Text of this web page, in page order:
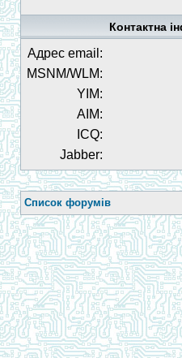
Контактна
Адрес email:
MSNM/WLM:
YIM:
AIM:
ICQ:
Jabber:
Список форумів